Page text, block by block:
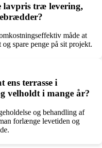
lavpris træ levering,
måde at
spare penge på sit projekt.
ens terrasse i
velholdt i mange år?
og behandling af
forlænge levetiden og